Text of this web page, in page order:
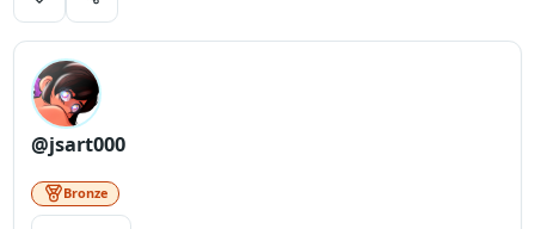
@jsart000
Bronze